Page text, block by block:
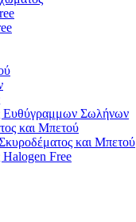
Ευθύγραμμων Σωλήνων
και Μπετού
και Μπετού
Halogen Free